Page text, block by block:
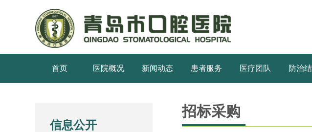
首页 医院概况 新闻动态 患者服务 医疗团队 防治
信息公开
招标采购